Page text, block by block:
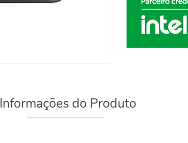
Informações do Produto